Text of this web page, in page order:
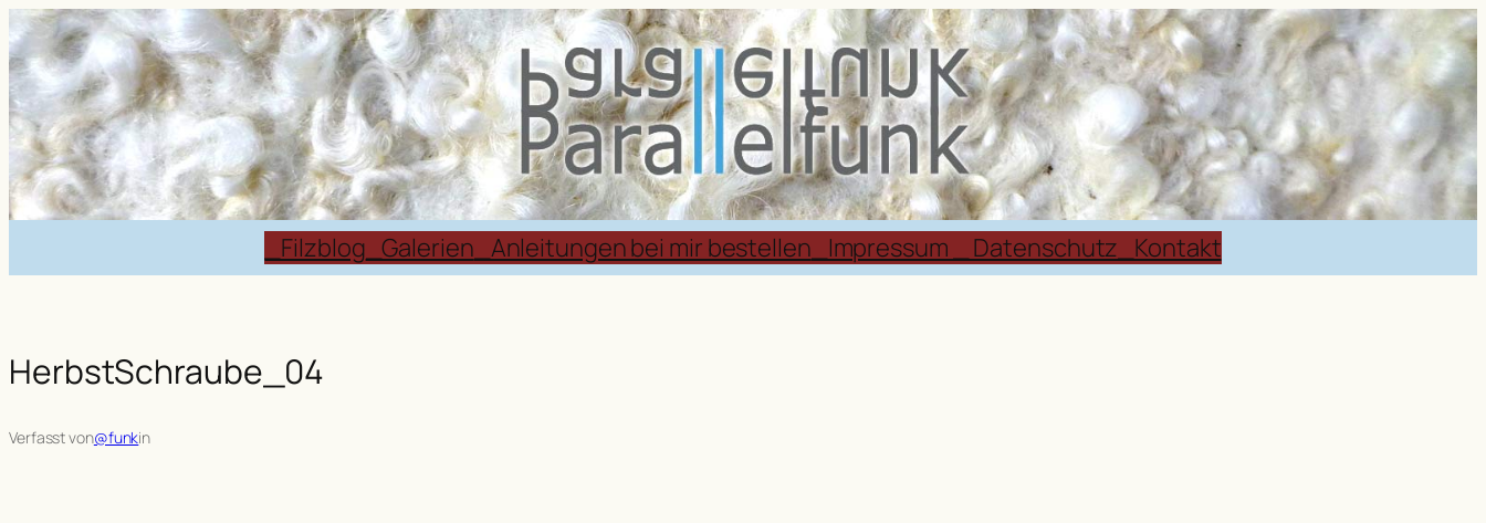
Zum
Inhalt
springen
_Filzblog _Galerien _Anleitungen bei mir bestellen _Impressum _ Datenschutz_Kontakt
HerbstSchraube_04
Verfasst von@funkin